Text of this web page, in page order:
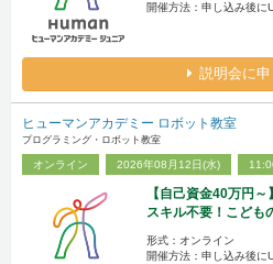
開催方法：申し込み後に
説明会に
ヒューマンアカデミー ロボット教室
プログラミング・ロボット教室
オンライン 2026年08月12日(水)
【自己資金40万円
スキル不要！こども
形式：オンライン
開催方法：申し込み後に